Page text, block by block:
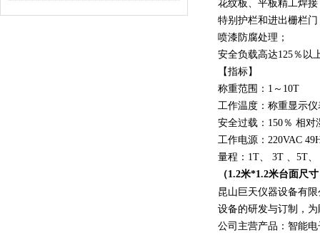
花纹板、平板精工焊
特别护栏和进出栅栏门
喷漆防腐处理；
安全负载高达125％以
【指标】
称重范围：1～10T
工作温度：称重显示
安全过载：150％ 相对
工作电源：220VAC
量程：1T、 3T 、5T、
（1.2米*1.2米台面尺
昆山巨天仪器设备有
设备的研发与订制，
公司主营产品：智能